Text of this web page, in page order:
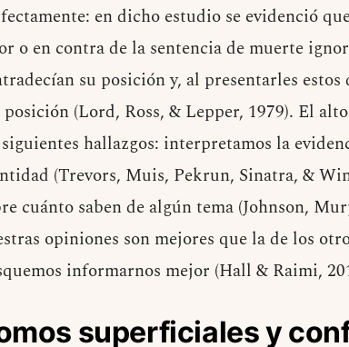
en dicho estudio se evidenció
o en contra de la sentencia de muerte
su posición y, al presentarles
posición (Lord, Ross, & Lepper, 1979). El
hallazgos: interpretamos la
(Trevors, Muis, Pekrun, Sinatra, &
cuánto saben de algún tema (Johnson,
opiniones son mejores que la de los
informarnos mejor (Hall & Raimi,
superficiales y